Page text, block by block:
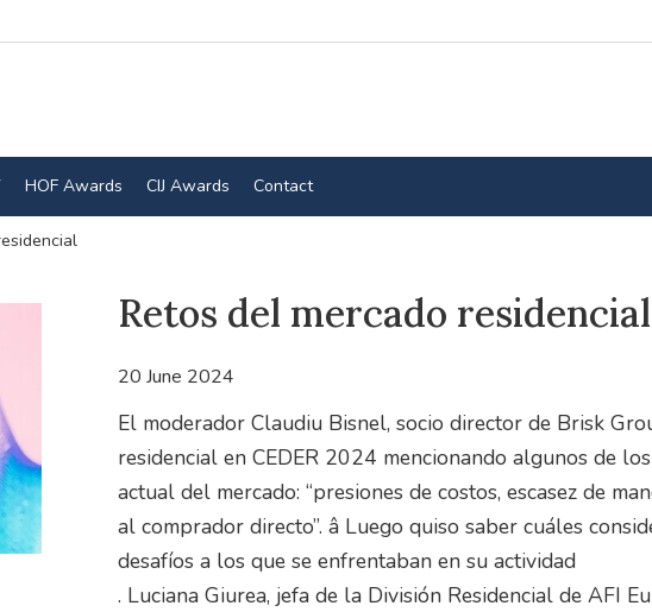
HOF Awards CIJ Awards Contact
Retos del mercado residencial
20 June 2024
El moderador Claudiu Bisnel, socio director de Brisk
residencial en CEDER 2024 mencionando algunos de
actual del mercado: “presiones de costos, escasez de
al comprador directo”. â Luego quiso saber cuáles
desafíos a los que se enfrentaban en su actividad
. Luciana Giurea, jefa de la División Residencial de AFI